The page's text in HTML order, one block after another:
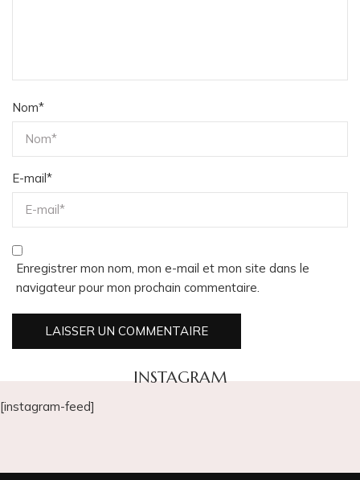
Nom*
E-mail*
Enregistrer mon nom, mon e-mail et mon site dans le
navigateur pour mon prochain commentaire.
INSTAGRAM
[instagram-feed]